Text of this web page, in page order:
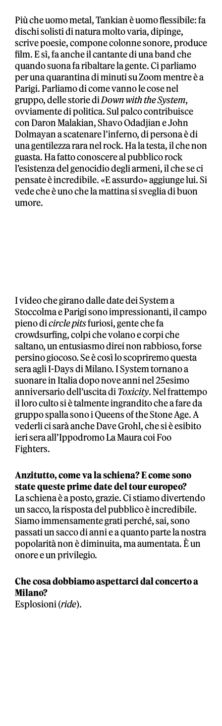
Più che uomo metal, Tankian è uomo flessibile: fa
dischi solisti di natura molto varia, dipinge,
scrive poesie, compone colonne sonore, produce
film. E sì, fa anche il cantante di una band che
quando suona fa ribaltare la gente. Ci parliamo
per una quarantina di minuti su Zoom mentre è a
Parigi. Parliamo di come vanno le cose nel
gruppo, delle storie diDown with the System,
ovviamente di politica. Sul palco contribuisce
con Daron Malakian, Shavo Odadjian e John
Dolmayan a scatenare l’inferno, di persona è di
una gentilezza rara nel rock. Ha la testa, il che non
guasta. Ha fatto conoscere al pubblico rock
l’esistenza del genocidio degli armeni, il che se ci
pensate è incredibile. «E assurdo» aggiunge lui. Si
vede che è uno che la mattina si sveglia di buon
umore.
I video che girano dalle date dei System a
Stoccolma e Parigi sono impressionanti, il campo
pieno dicircle pitsfuriosi, gente che fa
crowdsurfing, colpi che volano e corpi che
saltano, un entusiasmo direi non rabbioso, forse
persino giocoso. Se è così lo scopriremo questa
sera agli I-Days di Milano. I System tornano a
suonare in Italia dopo nove anni nel 25esimo
anniversario dell’uscita diToxicity. Nel frattempo
il loro culto si è talmente ingrandito che a fare da
gruppo spalla sono i Queens of the Stone Age. A
vederli ci sarà anche Dave Grohl, che si è esibito
ieri sera all’Ippodromo La Maura coi Foo
Fighters.
Anzitutto, come va la schiena? E come sono
state queste prime date del tour europeo?
La schiena è a posto, grazie. Ci stiamo divertendo
un sacco, la risposta del pubblico è incredibile.
Siamo immensamente grati perché, sai, sono
passati un sacco di anni e a quanto parte la nostra
popolarità non è diminuita, ma aumentata. È un
onore e un privilegio.
Che cosa dobbiamo aspettarci dal concerto a
Milano?
Esplosioni (ride).